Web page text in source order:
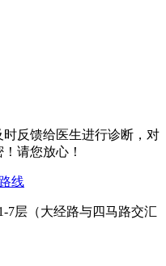
反馈给医生进行诊断，对
请您放心！
线
7层（大经路与四马路交汇